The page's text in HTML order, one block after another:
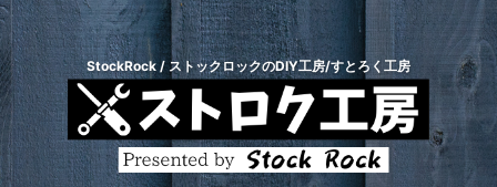
StockRock / ストックロックのDIY工房/すとろく工房